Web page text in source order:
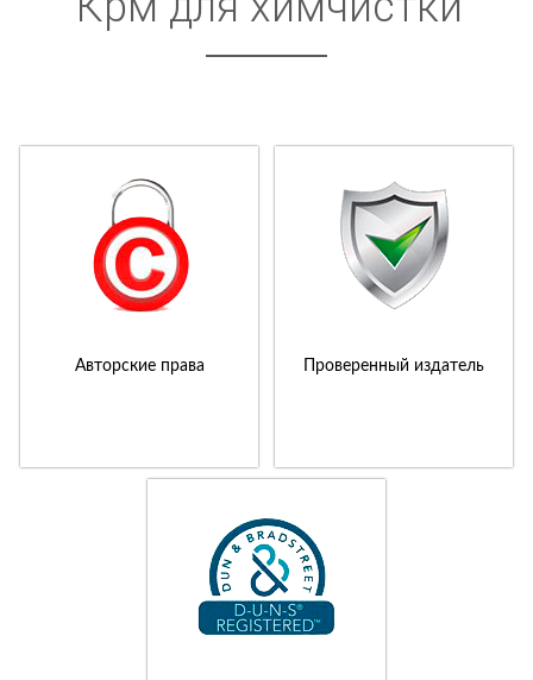
Авторские права Проверенный издатель